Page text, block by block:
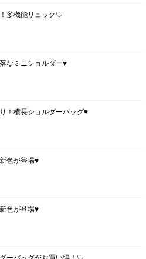
多機能リュック♡
なミニショルダー♥
！横長ショルダーバッグ♥
色が登場♥
色が登場♥